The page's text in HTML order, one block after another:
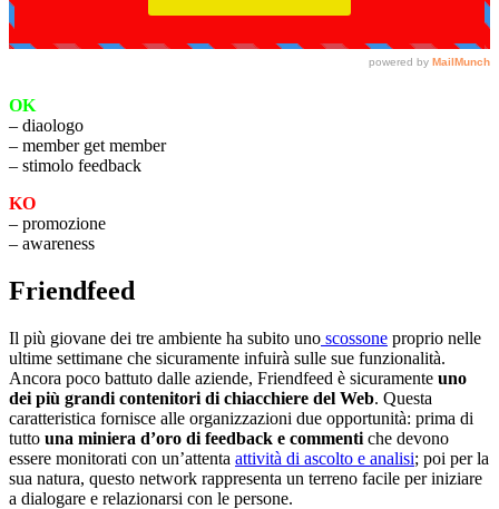
OK
– diaologo
– member get member
– stimolo feedback
KO
– promozione
– awareness
Friendfeed
Il più giovane dei tre ambiente ha subito uno scossone proprio nelle
ultime settimane che sicuramente infuirà sulle sue funzionalità.
Ancora poco battuto dalle aziende, Friendfeed è sicuramente uno
dei più grandi contenitori di chiacchiere del Web. Questa
caratteristica fornisce alle organizzazioni due opportunità: prima di
tutto una miniera d’oro di feedback e commenti che devono
essere monitorati con un’attenta attività di ascolto e analisi; poi per la
sua natura, questo network rappresenta un terreno facile per iniziare
a dialogare e relazionarsi con le persone.